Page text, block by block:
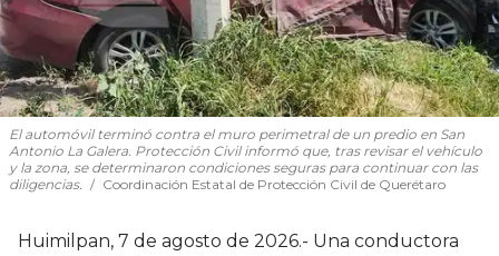
El automóvil terminó contra el muro perimetral de un predio en San
Antonio La Galera. Protección Civil informó que, tras revisar el vehículo
y la zona, se determinaron condiciones seguras para continuar con las
diligencias.
Coordinación Estatal de Protección Civil de Querétaro
Huimilpan, 7 de agosto de 2026.- Una conductora